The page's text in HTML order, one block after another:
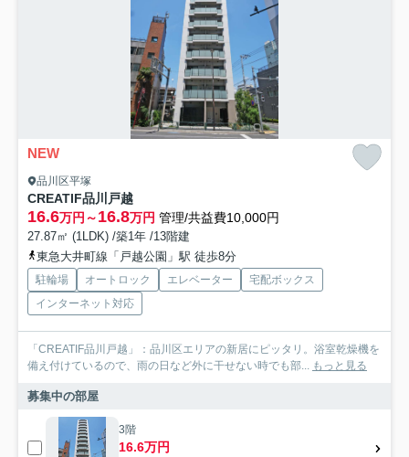
NEW
品川区平塚
CREATIF品川戸越
16.6万円～16.8万円 管理/共益費10,000円
27.87㎡ (1LDK) /築1年 /13階建
東急大井町線「戸越公園」駅 徒歩8分
駐輪場 オートロック エレベーター
宅配ボックス
インターネット対応
「CREATIF品川戸越」：品川区エリアの新居にピッタリ。浴室乾燥機を
備え付けているので、雨の日など外に干せない時でも部... もっと見る
募集中の部屋
3階
16.6万円